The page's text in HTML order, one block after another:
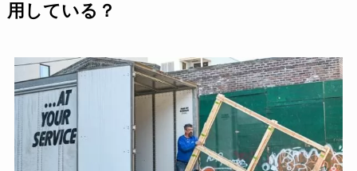
用している？